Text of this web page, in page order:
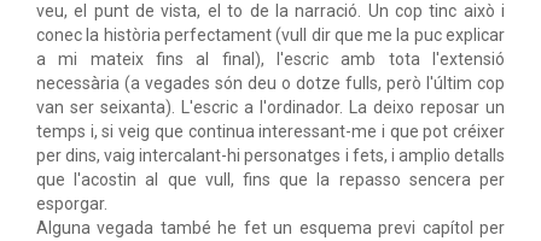
veu, el punt de vista, el to de la narració. Un cop tinc això i
conec la història perfectament (vull dir que me la puc explicar
a mi mateix fins al final), l'escric amb tota l'extensió
necessària (a vegades són deu o dotze fulls, però l'últim cop
van ser seixanta). L'escric a l'ordinador. La deixo reposar un
temps i, si veig que continua interessant-me i que pot créixer
per dins, vaig intercalant-hi personatges i fets, i amplio detalls
que l'acostin al que vull, fins que la repasso sencera per
esporgar.
Alguna vegada també he fet un esquema previ capítol per